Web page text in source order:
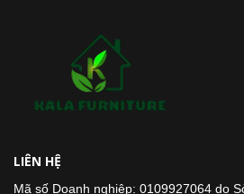
LIÊN HỆ
Mã số Doanh nghiệp: 0109927064 do